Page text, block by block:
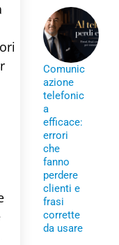
Comunic
azione
telefonic
a
efficace:
errori
che
fanno
perdere
clienti e
frasi
corrette
da usare